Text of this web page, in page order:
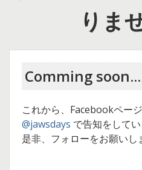
ー
りま
Comming soon...
これから、Facebookページ
@jawsdays で告知をしてい
是非、フォローをお願いし